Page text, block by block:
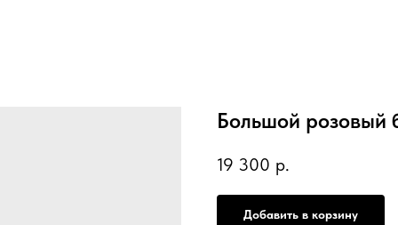
Большой розовый
19 300 р.
Добавить в корзину